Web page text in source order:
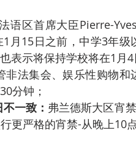
语区首席大臣Pierre-
月15日之前，中学3年
表示将保持学校将在1月4
非法集会、娱乐性购物
分钟；
一致： 弗兰德斯大区宵
更严格的宵禁-从晚上10